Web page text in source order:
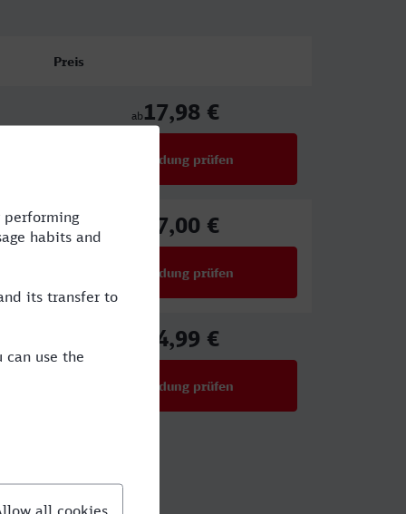
Preis
ab17,98 €
Verbindung prüfen
27,00 €
Verbindung prüfen
44,99 €
Verbindung prüfen